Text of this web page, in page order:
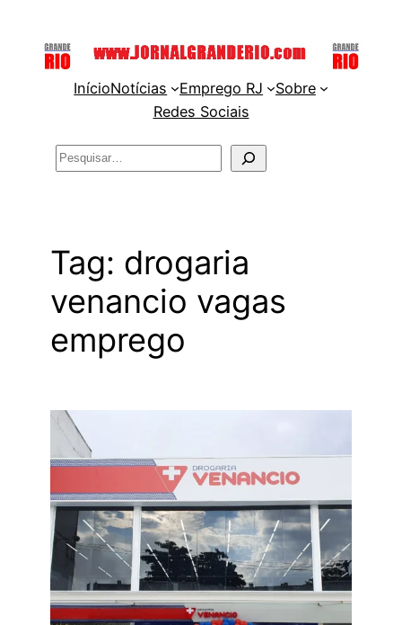
InícioNotícias Emprego RJ
Sobre
Redes Sociais
Pesquisar
Tag: drogaria
venancio vagas
emprego